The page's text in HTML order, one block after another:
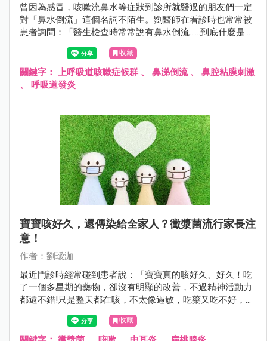
曾因為感冒，咳嗽流鼻水等症狀到診所就醫過的朋友們一定
對「鼻水倒流」這個名詞不陌生。劉醫師在看診時也常常被
患者詢問：「醫生檢查時常常說有鼻水倒流......到底什麼是鼻
水倒流呢？是一個病嗎？而且有時候其實沒感覺有流鼻水
呀！倒是常常覺得喉嚨有痰，想咳嗽......」，其實鼻水倒流顧
名思義就是指鼻腔與鼻竇的分泌物往後滲，倒流至咽喉的一
個正常生理現象。
收藏
關鍵字： 上呼吸道咳嗽症候群 、 鼻涕倒流、 鼻腔粘膜刺激
、 呼吸道發炎
寶寶咳好久，還傳染給全家人？黴漿菌流行家長注
意！
作者：劉璦泇
最近門診時經常碰到患者說：「寶寶真的咳好久、好久！吃
了一個多星期的藥物，卻沒有明顯的改善，不過精神活動力
都還不錯!只是整天都在咳，不太像過敏，吃藥又吃不好，連
家人都被傳染了！」
收藏